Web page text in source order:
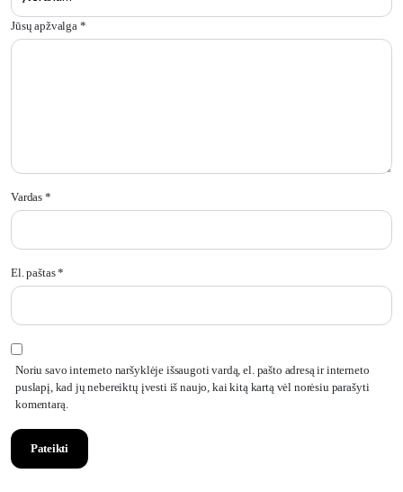
Jūsų apžvalga *
Vardas *
El. paštas*
Noriu savo interneto naršyklėje išsaugoti vardą, el. pašto adresą ir interneto
puslapį, kad jų nebereiktų įvesti iš naujo, kai kitą kartą vėl norėsiu parašyti
komentarą.